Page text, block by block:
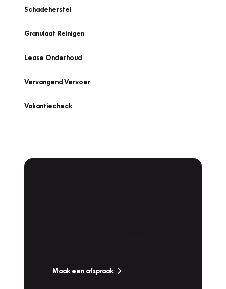
Schadeherstel
Granulaat Reinigen
Lease Onderhoud
Vervangend Vervoer
Vakantiecheck
Maak een afspraak